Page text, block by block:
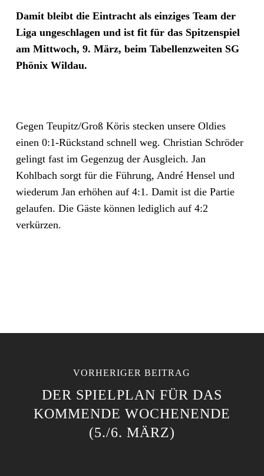
Damit bleibt die Eintracht als einziges Team der
Liga ungeschlagen und ist fit für das Spitzenspiel
am Mittwoch, 9. März, beim Tabellenzweiten SG
Phönix Wildau.
Gegen Teupitz/Groß Köris stecken unsere Oldies
einen 0:1-Rückstand schnell weg. Christian Schröder
gelingt fast im Gegenzug der Ausgleich. Jan
Kohlbach sorgt für die Führung, André Hensel und
wiederum Jan erhöhen auf 4:1. Damit ist die Partie
gelaufen. Die Gäste können lediglich auf 4:2
verkürzen.
VORHERIGER BEITRAG
DER SPIELPLAN FÜR DAS
KOMMENDE WOCHENENDE
(5./6. MÄRZ)